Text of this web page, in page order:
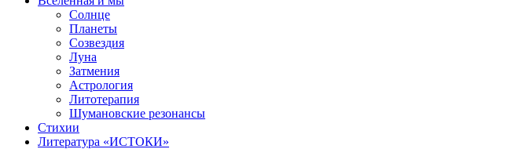
Солнце
Планеты
Созвездия
Луна
Затмения
Астрология
Литотерапия
Шумановские резонансы
Стихии
Литература «‎ИСТОКИ»‎